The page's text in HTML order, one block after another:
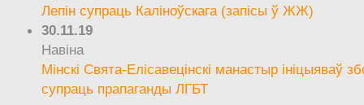
Лепін супраць Каліноўскага (запісы ў ЖЖ)
30.11.19
Навіна
Мінскі Свята-Елісавецінскі манастыр ініцыяваў
супраць прапаганды ЛГБТ